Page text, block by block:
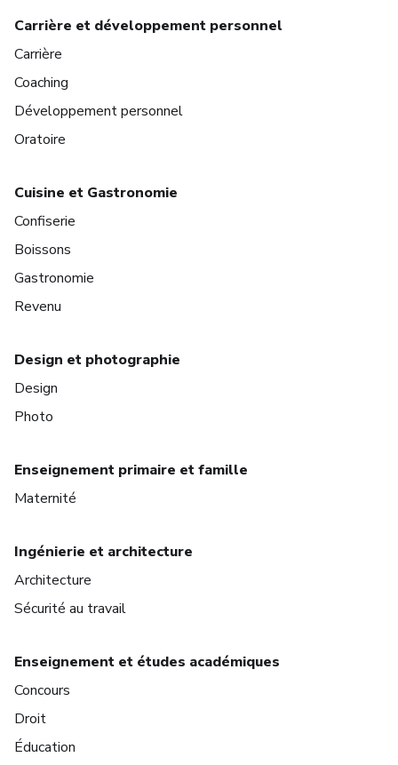
Carrière et développement personnel
Carrière
Coaching
Développement personnel
Oratoire
Cuisine et Gastronomie
Confiserie
Boissons
Gastronomie
Revenu
Design et photographie
Design
Photo
Enseignement primaire et famille
Maternité
Ingénierie et architecture
Architecture
Sécurité au travail
Enseignement et études académiques
Concours
Droit
Éducation